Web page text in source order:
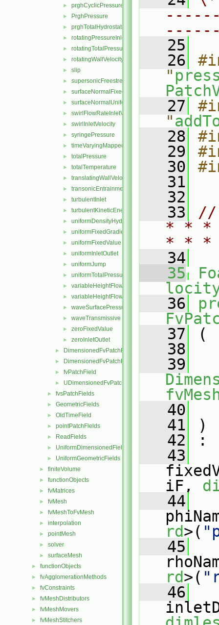
► prghCyclicPressure
► PrghPressure
► prghTotalHydrostaticPressure
► rotatingPressureInletOutletVelocity
► rotatingTotalPressure
► rotatingWallVelocity
► slip
► supersonicFreestream
► surfaceNormalFixedValue
► surfaceNormalUniformFixedValue
► swirlFlowRateInletVelocity
► swirlInletVelocity
► syringePressure
► timeVaryingMappedFixedValue
► totalPressure
► totalTemperature
► translatingWallVelocity
► transonicEntrainmentPressure
► turbulentInlet
► turbulentKineticEnergy
► uniformDensityHydrostaticPressure
► uniformFixedGradient
► uniformFixedValue
► uniformInletOutlet
► uniformJump
► uniformTotalPressure
► variableHeightFlowRate
► variableHeightFlowRateInletVelocity
► waveSurfacePressure
► waveTransmissive
► zeroFixedValue
► zeroInletOutlet
► DimensionedFvPatchFieldFunctions
► DimensionedFvPatchFields
► fvPatchField
► UDimensionedFvPatchFields
► fvsPatchFields
► GeometricFields
► OldTimeField
► pointPatchFields
► ReadFields
► UniformDimensionedFields
► UniformGeometricFields
► finiteVolume
► functionObjects
► fvMatrices
► fvMesh
► fvMeshToFvMesh
► interpolation
► pointMesh
► solver
► surfaceMesh
► functionObjects
► fvAgglomerationMethods
► fvConstraints
► fvMeshDistributors
► fvMeshMovers
► fvMeshStitchers
   25
   26
"
   27
"
   28
   29
   30
   31
   32
   33
//
* * *
* *
   34
   35
   36
   37
(
   38
   39
   40
   41
)
   42
:
   43
iF,
   44
rd>(
   45
rd>(
   46